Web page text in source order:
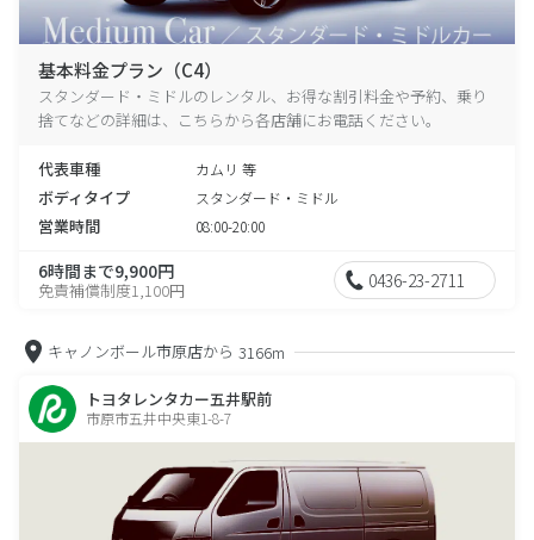
基本料金プラン（C4）
スタンダード・ミドルのレンタル、お得な割引料金や予約、乗り
捨てなどの詳細は、こちらから各店舗にお電話ください。
代表車種 カムリ 等
ボディタイプ スタンダード・ミドル
営業時間 08:00-20:00
6時間まで9,900円
免責補償制度1,100円 0436-23-2711
キャノンボール市原店から 3166m
トヨタレンタカー五井駅前
市原市五井中央東1-8-7